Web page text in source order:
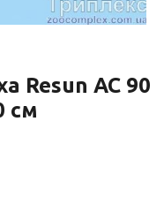
Resun AC 90
см